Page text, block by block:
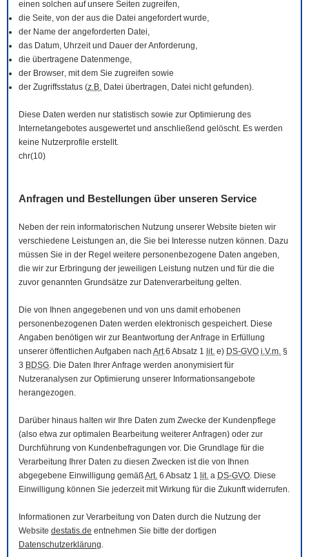
einen solchen auf unsere Seiten zugreifen,
die Seite, von der aus die Datei angefordert wurde,
der Name der angeforderten Datei,
das Datum, Uhrzeit und Dauer der Anforderung,
die übertragene Datenmenge,
der Browser, mit dem Sie zugreifen sowie
der Zugriffsstatus (z.B. Datei übertragen, Datei nicht gefunden).
Diese Daten werden nur statistisch sowie zur Optimierung des
Internetangebotes ausgewertet und anschließend gelöscht. Es werden
keine Nutzerprofile erstellt.
chr(10)
Anfragen und Bestellungen über unseren Service
Neben der rein informatorischen Nutzung unserer Website bieten wir
verschiedene Leistungen an, die Sie bei Interesse nutzen können. Dazu
müssen Sie in der Regel weitere personenbezogene Daten angeben,
die wir zur Erbringung der jeweiligen Leistung nutzen und für die die
zuvor genannten Grundsätze zur Datenverarbeitung gelten.
Die von Ihnen angegebenen und von uns damit erhobenen
personenbezogenen Daten werden elektronisch gespeichert. Diese
Angaben benötigen wir zur Beantwortung der Anfrage in Erfüllung
unserer öffentlichen Aufgaben nach Art.6 Absatz 1 lit. e) DS-GVO i.V.m. §
3 BDSG. Die Daten Ihrer Anfrage werden anonymisiert für
Nutzeranalysen zur Optimierung unserer Informationsangebote
herangezogen.
Darüber hinaus halten wir Ihre Daten zum Zwecke der Kundenpflege
(also etwa zur optimalen Bearbeitung weiterer Anfragen) oder zur
Durchführung von Kundenbefragungen vor. Die Grundlage für die
Verarbeitung Ihrer Daten zu diesen Zwecken ist die von Ihnen
abgegebene Einwilligung gemäßArt. 6 Absatz 1 lit. a DS-GVO. Diese
Einwilligung können Sie jederzeit mit Wirkung für die Zukunft widerrufen.
Informationen zur Verarbeitung von Daten durch die Nutzung der
Website destatis.de entnehmen Sie bitte der dortigen
Datenschutzerklärung.